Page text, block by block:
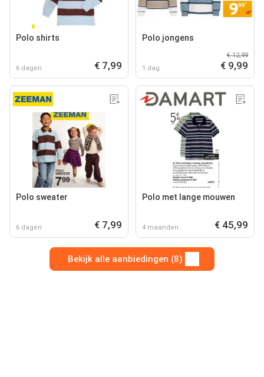
Polo shirts
6 dagen € 7,99
Polo jongens
1 dag
€ 12,99
€ 9,99
Polo sweater
6 dagen € 7,99
Polo met lange mouwen
4 maanden € 45,99
Bekijk alle aanbiedingen (8)